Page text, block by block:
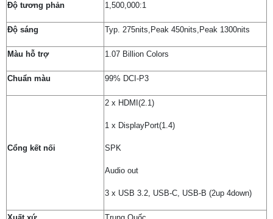
Độ tương phản 1,500,000:1
Độ sáng Typ. 275nits,Peak 450nits,Peak 1300nits
Màu hỗ trợ 1.07 Billion Colors
Chuẩn màu 99% DCI-P3
Cổng kết nối
2 x HDMI(2.1)
1 x DisplayPort(1.4)
SPK
Audio out
3 x USB 3.2, USB-C, USB-B (2up 4down)